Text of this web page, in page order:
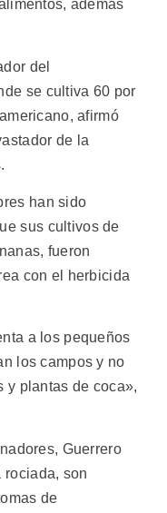
además
del
se cultiva 60 por
afirmó
de la
han sido
sus cultivos de
fueron
con el herbicida
a los pequeños
los campos y no
y plantas de coca»,
Guerrero
rociada, son
de